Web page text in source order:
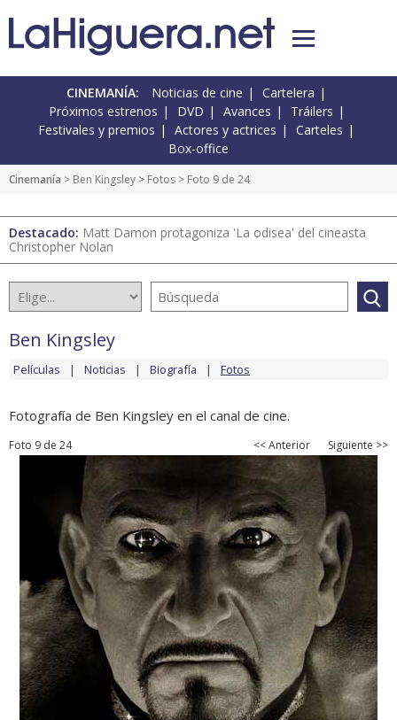
CINEMANÍA: Noticias de cine
Cartelera
Próximos estrenos
DVD Avances
Tráilers
Festivales y premios
Actores y actrices
Carteles
Box-office
Cinemanía > Ben Kingsley > Fotos > Foto 9 de 24
Destacado: Matt Damon protagoniza 'La odisea' del cineasta
Christopher Nolan
Ben Kingsley
Películas Noticias Biografía Fotos
Fotografía de Ben Kingsley en el canal de cine.
Foto 9 de 24 << Anterior Siguiente >>